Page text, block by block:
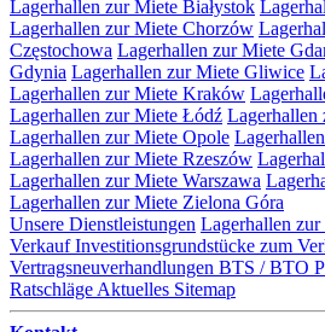
Lagerhallen zur Miete Białystok
Lagerhallen zur Miete Chorzów
Częstochowa Lagerhallen zur Miete
Gdynia Lagerhallen zur Miete Gliwice
Lagerhallen zur Miete Kraków
Lagerhallen zur Miete Łódź Lagerhallen
Lagerhallen zur Miete Opole
Lagerhallen zur Miete Rzeszów
Lagerhallen zur Miete Warszawa
Lagerhallen zur Miete Zielona Góra
Unsere Dienstleistungen Lagerhallen
VerkaufInvestitionsgrundstücke zum
Vertragsneuverhandlungen BTS / BTO
Ratschläge Aktuelles Sitemap